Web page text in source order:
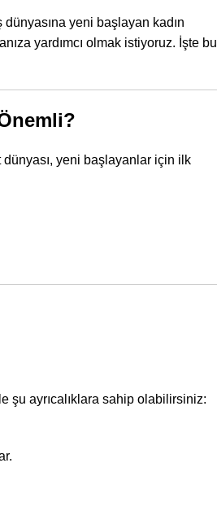
yeni başlayan kadın
yardımcı olmak istiyoruz. İşte bu
yeni başlayanlar için ilk
şu ayrıcalıklara sahip olabilirsiniz: